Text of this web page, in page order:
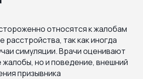
относятся к жалобам
расстройства, так как иногда
симуляции. Врачи оценивают
жалобы, но и поведение, внешний
призывника